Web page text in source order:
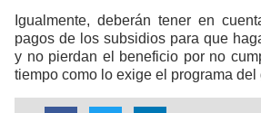
Igualmente, deberán tener en
pagos de los subsidios para que
y no pierdan el beneficio por no
tiempo como lo exige el programa